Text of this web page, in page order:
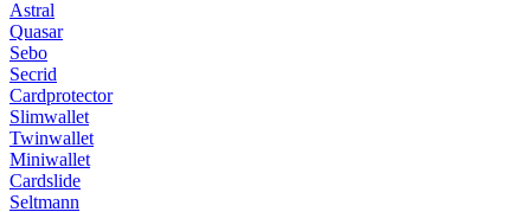
Astral
Quasar
Sebo
Secrid
Cardprotector
Slimwallet
Twinwallet
Miniwallet
Cardslide
Seltmann